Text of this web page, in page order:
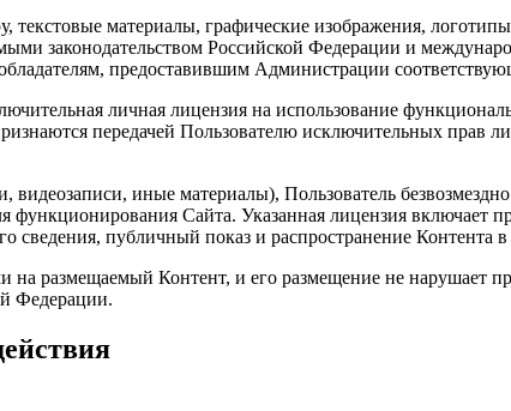
текстовые материалы, графические изображения,
законодательством Российской Федерации и
предоставившим Администрации
личная лицензия на использование
передачей Пользователю исключительных прав
иные материалы), Пользователь
Сайта. Указанная лицензия включает
публичный показ и распространение Контента в
на размещаемый Контент, и его размещение не нарушает
Федерации.